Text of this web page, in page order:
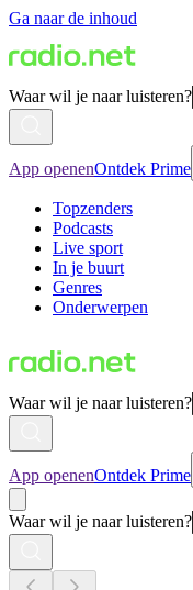
Ga naar de inhoud
Waar wil je naar luisteren?
App openenOntdek Prime
Topzenders
Podcasts
Live sport
In je buurt
Genres
Onderwerpen
Waar wil je naar luisteren?
App openenOntdek Prime
Waar wil je naar luisteren?